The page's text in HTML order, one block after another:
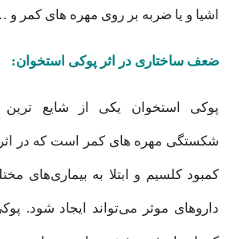
اشیا و یا ضربه بر روی مهره های کمر
ضعف ساختاری در اثر پوکی استخوان:
پوکی استخوان یکی از شایع ترین
شکستگی مهره های کمر است که در
کمبود کلسیم و ابتلا به بیماری‌های
داروهای موثر می‌تواند ایجاد شود.